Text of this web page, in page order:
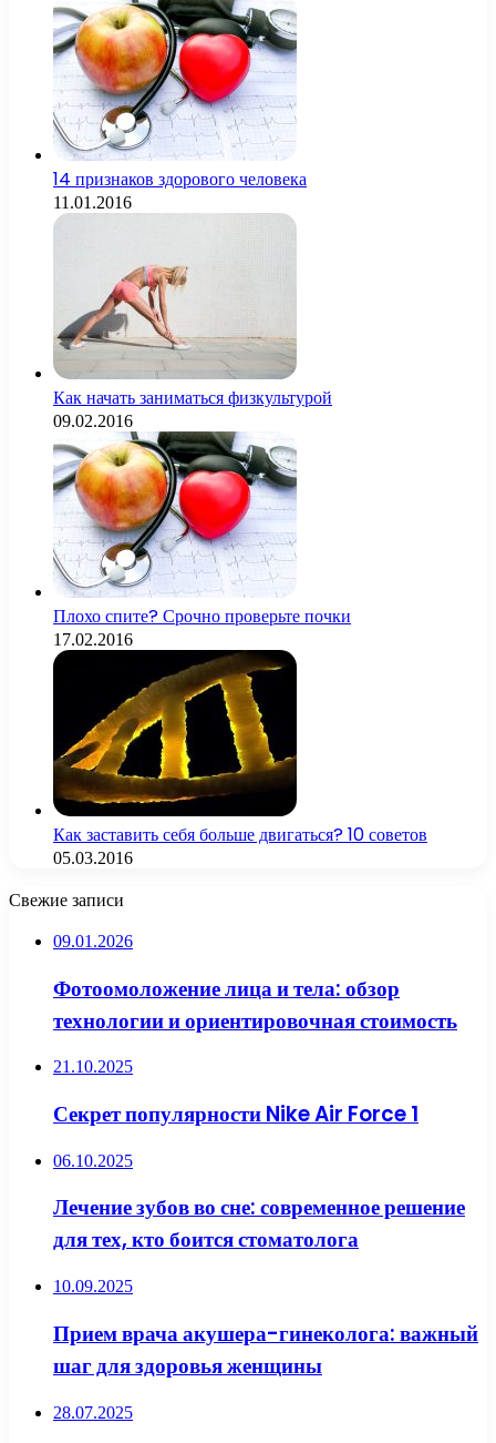
14 признаков здорового человека
11.01.2016
Как начать заниматься физкультурой
09.02.2016
Плохо спите? Срочно проверьте почки
17.02.2016
Как заставить себя больше двигаться? 10 советов
05.03.2016
Свежие записи
09.01.2026
Фотоомоложение лица и тела: обзор
технологии и ориентировочная стоимость
21.10.2025
Секрет популярности Nike Air Force 1
06.10.2025
Лечение зубов во сне: современное решение
для тех, кто боится стоматолога
10.09.2025
Прием врача акушера-гинеколога: важный
шаг для здоровья женщины
28.07.2025